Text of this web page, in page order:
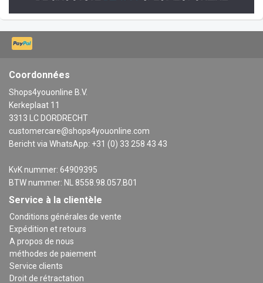
Coordonnées
Shops4youonline B.V.
Kerkeplaat 11
3313 LC DORDRECHT
customercare@shops4youonline.com
Bericht via WhatsApp: +31 (0) 33 258 43 43
KvK nummer: 64909395
BTW nummer: NL 8558.98.057.B01
Service à la clientèle
Conditions générales de vente
Expédition et retours
A propos de nous
méthodes de paiement
Service clients
Droit de rétractation